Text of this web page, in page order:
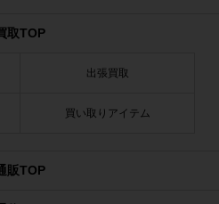
取TOP
出張買取
買い取りアイテム
販TOP